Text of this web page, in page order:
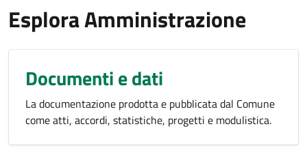
Esplora Amministrazione
Documenti e dati
La documentazione prodotta e pubblicata dal Comune
come atti, accordi, statistiche, progetti e modulistica.